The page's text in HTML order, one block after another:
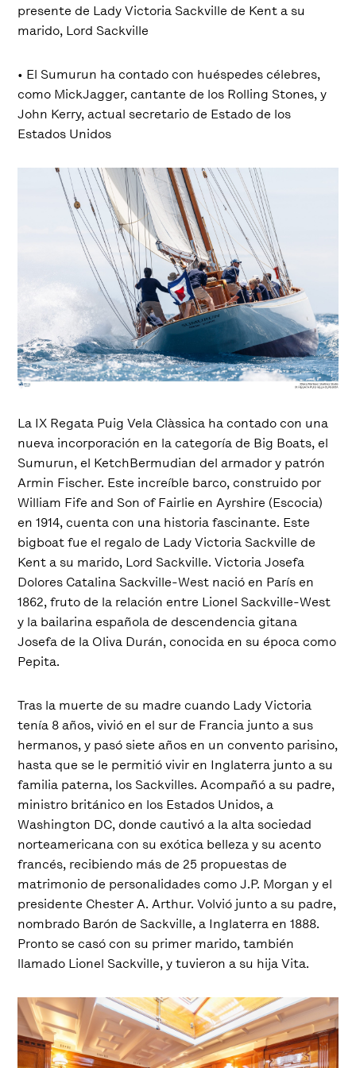
presente de Lady Victoria Sackville de Kent a su
marido, Lord Sackville
• El Sumurun ha contado con huéspedes célebres,
como MickJagger, cantante de los Rolling Stones, y
John Kerry, actual secretario de Estado de los
Estados Unidos
La IX Regata Puig Vela Clàssica ha contado con una
nueva incorporación en la categoría de Big Boats, el
Sumurun, el KetchBermudian del armador y patrón
Armin Fischer. Este increíble barco, construido por
William Fife and Son of Fairlie en Ayrshire (Escocia)
en 1914, cuenta con una historia fascinante. Este
bigboat fue el regalo de Lady Victoria Sackville de
Kent a su marido, Lord Sackville. Victoria Josefa
Dolores Catalina Sackville-West nació en París en
1862, fruto de la relación entre Lionel Sackville-West
y la bailarina española de descendencia gitana
Josefa de la Oliva Durán, conocida en su época como
Pepita.
Tras la muerte de su madre cuando Lady Victoria
tenía 8 años, vivió en el sur de Francia junto a sus
hermanos, y pasó siete años en un convento parisino,
hasta que se le permitió vivir en Inglaterra junto a su
familia paterna, los Sackvilles. Acompañó a su padre,
ministro británico en los Estados Unidos, a
Washington DC, donde cautivó a la alta sociedad
norteamericana con su exótica belleza y su acento
francés, recibiendo más de 25 propuestas de
matrimonio de personalidades como J.P. Morgan y el
presidente Chester A. Arthur. Volvió junto a su padre,
nombrado Barón de Sackville, a Inglaterra en 1888.
Pronto se casó con su primer marido, también
llamado Lionel Sackville, y tuvieron a su hija Vita.